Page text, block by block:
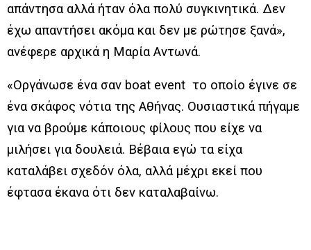
απάντησα αλλά ήταν όλα πολύ συγκινητικά. Δεν
έχω απαντήσει ακόμα και δεν με ρώτησε ξανά»,
ανέφερε αρχικά η Μαρία Αντωνά.
«Οργάνωσε ένα σαν boat event το οποίο έγινε σε
ένα σκάφος νότια της Αθήνας. Ουσιαστικά πήγαμε
για να βρούμε κάποιους φίλους που είχε να
μιλήσει για δουλειά. Βέβαια εγώ τα είχα
καταλάβει σχεδόν όλα, αλλά μέχρι εκεί που
έφτασα έκανα ότι δεν καταλαβαίνω.